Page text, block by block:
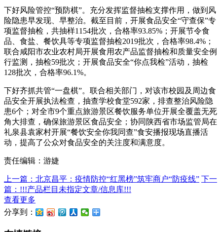
下好风险管控“预防棋”。充分发挥监督抽检支撑作用，做到风
险隐患早发现、早整治。截至目前，开展食品安全“守查保”专
项监督抽检，共抽样1154批次，合格率93.85%；开展节令食
品、食盐、餐饮具等专项监督抽检2019批次，合格率98.4%；
联合咸阳市农业农村局开展食用农产品监督抽检和质量安全例
行监测，抽检59批次；开展食品安全“你点我检”活动，抽检
128批次，合格率96.1%。
下好齐抓共管“一盘棋”。联合相关部门，对该市校园及周边食
品安全开展执法检查，抽查学校食堂592家，排查整治风险隐
患6个；对全市9个重点旅游景区餐饮服务单位开展全覆盖无死
角大排查，确保旅游景区食品安全；协同陕西省市场监管局在
礼泉县袁家村开展“餐饮安全你我同查”食安播报现场直播活
动，提高了公众对食品安全的关注度和满意度。
责任编辑：游婕
上一篇：北京昌平：疫情防控“红黑榜”筑牢商户“防疫线” 下一
篇：!!!产品栏目未指定文章/信息库!!!
查看更多
分享到：